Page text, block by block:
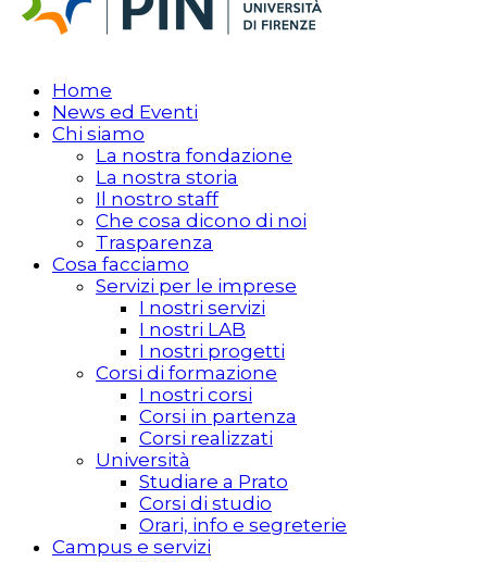
Home
News ed Eventi
Chi siamo
La nostra fondazione
La nostra storia
Il nostro staff
Che cosa dicono di noi
Trasparenza
Cosa facciamo
Servizi per le imprese
I nostri servizi
I nostri LAB
I nostri progetti
Corsi di formazione
I nostri corsi
Corsi in partenza
Corsi realizzati
Università
Studiare a Prato
Corsi di studio
Orari, info e segreterie
Campus e servizi